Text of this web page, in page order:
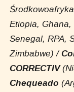
Etiopia, Ghana,
Senegal, RPA,
Zimbabwe) /
CORRECTIV
Chequeado